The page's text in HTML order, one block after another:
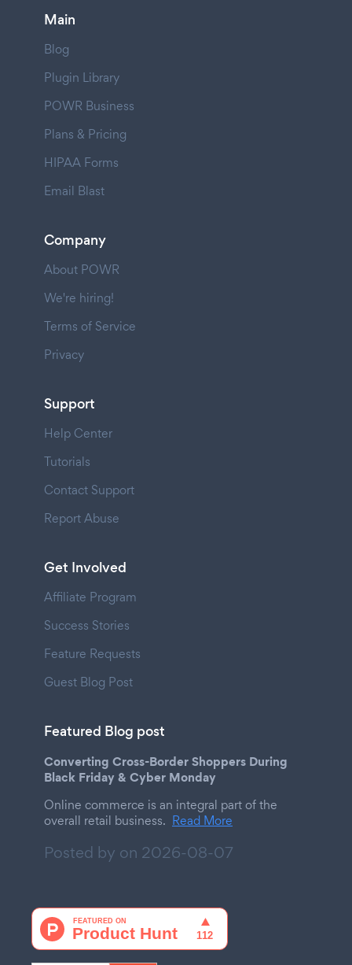
Main
Blog
Plugin Library
POWR Business
Plans & Pricing
HIPAA Forms
Email Blast
Company
About POWR
We're hiring!
Terms of Service
Privacy
Support
Help Center
Tutorials
Contact Support
Report Abuse
Get Involved
Affiliate Program
Success Stories
Feature Requests
Guest Blog Post
Featured Blog post
Converting Cross-Border Shoppers During
Black Friday & Cyber Monday
Online commerce is an integral part of the
overall retail business. Read More
Posted by on 2026-08-07